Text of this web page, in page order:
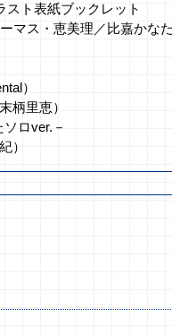
ト表紙ブックレット
マス・恵美理／比嘉かな
）
柄里恵）
ロver.－
）